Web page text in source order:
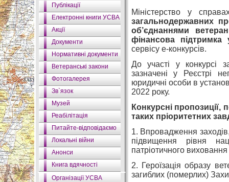
Публікації
Електронні книги УСВА
Акції
Документи
Нормативні документи
Ветеранські закони
Фотогалерея
Зв`язок
Музей
Реабілітація
Питайте-відповідаємо
Локальні війни
Анонси
Книга вдячності
Організації УСВА
Міністерство у
загальнодержавних
об’єднаннями
фінансова підтримка
сервісу е-конкурсів.
До участі у конкурсі
зазначені у Реєстрі
юридичні особи в
2022 року.
Конкурсні
таких пріоритетних
1. Впровадження
підвищення рівня
патріотичного виховання
2. Героїзація образу
загиблих (померлих)